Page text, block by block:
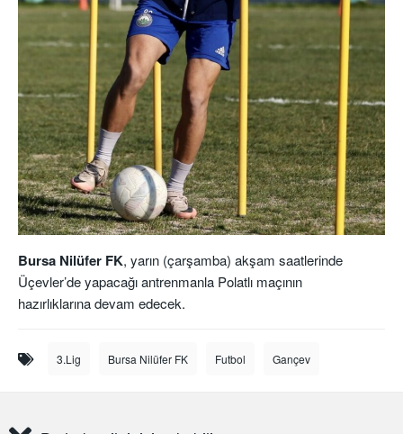
Bursa Nilüfer FK, yarın (çarşamba) akşam saatlerinde
Üçevler’de yapacağı antrenmanla Polatlı maçının
hazırlıklarına devam edecek.
3.Lig Bursa Nilüfer FK Futbol Gançev